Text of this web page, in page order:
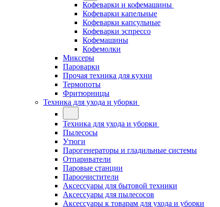
Кофеварки и кофемашины
Кофеварки капельные
Кофеварки капсульные
Кофеварки эспрессо
Кофемашины
Кофемолки
Миксеры
Пароварки
Прочая техника для кухни
Термопоты
Фритюрницы
Техника для ухода и уборки
Техника для ухода и уборки
Пылесосы
Утюги
Парогенераторы и гладильные системы
Отпариватели
Паровые станции
Пароочистители
Аксессуары для бытовой техники
Аксессуары для пылесосов
Аксессуары к товарам для ухода и уборки